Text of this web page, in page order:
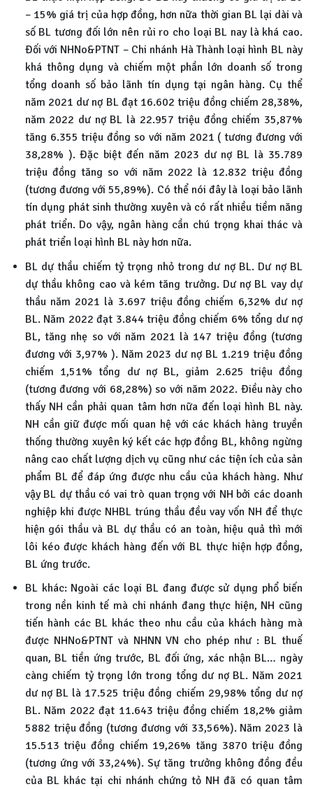
– 15% giá trị của hợp đồng, hơn nữa thời gian BL lại dài và
số BL tương đối lớn nên rủi ro cho loại BL nay là khá cao.
Đối với NHNo&PTNT – Chi nhánh Hà Thành loại hình BL này
khá thông dụng và chiếm một phần lớn doanh số trong
tổng doanh số bảo lãnh tín dụng tại ngân hàng. Cụ thể
năm 2021 dư nợ BL đạt 16.602 triệu đồng chiếm 28,38%,
năm 2022 dư nợ BL là 22.957 triệu đồng chiếm 35,87%
tăng 6.355 triệu đồng so với năm 2021 ( tương đương với
38,28% ). Đặc biệt đến năm 2023 dư nợ BL là 35.789
triệu đồng tăng so với năm 2022 là 12.832 triệu đồng
(tương đương với 55,89%). Có thể nói đây là loại bảo lãnh
tín dụng phát sinh thường xuyên và có rất nhiều tiềm năng
phát triển. Do vậy, ngân hàng cần chú trọng khai thác và
phát triển loại hình BL này hơn nữa.
BL dự thầu chiếm tỷ trọng nhỏ trong dư nợ BL. Dư nợ BL
dự thầu không cao và kém tăng trưởng. Dư nợ BL vay dự
thầu năm 2021 là 3.697 triệu đồng chiếm 6,32% dư nợ
BL. Năm 2022 đạt 3.844 triệu đồng chiếm 6% tổng dư nợ
BL, tăng nhẹ so với năm 2021 là 147 triệu đồng (tương
đương với 3,97% ). Năm 2023 dư nợ BL 1.219 triệu đồng
chiếm 1,51% tổng dư nợ BL, giảm 2.625 triệu đồng
(tương đương với 68,28%) so với năm 2022. Điều này cho
thấy NH cần phải quan tâm hơn nữa đến loại hình BL này.
NH cần giữ được mối quan hệ với các khách hàng truyền
thống thường xuyên ký kết các hợp đồng BL, không ngừng
nâng cao chất lượng dịch vụ cũng như các tiện ích của sản
phẩm BL để đáp ứng được nhu cầu của khách hàng. Như
vậy BL dự thầu có vai trò quan trọng với NH bởi các doanh
nghiệp khi được NHBL trúng thầu đều vay vốn NH để thực
hiện gói thầu và BL dự thầu có an toàn, hiệu quả thì mới
lôi kéo được khách hàng đến với BL thực hiện hợp đồng,
BL ứng trước.
BL khác: Ngoài các loại BL đang được sử dụng phổ biến
trong nền kinh tế mà chi nhánh đang thực hiện, NH cũng
tiến hành các BL khác theo nhu cầu của khách hàng mà
được NHNo&PTNT và NHNN VN cho phép như : BL thuế
quan, BL tiền ứng trước, BL đối ứng, xác nhận BL… ngày
càng chiếm tỷ trọng lớn trong tổng dư nợ BL. Năm 2021
dư nợ BL là 17.525 triệu đồng chiếm 29,98% tổng dư nợ
BL. Năm 2022 đạt 11.643 triệu đồng chiếm 18,2% giảm
5882 triệu đồng (tương đương với 33,56%). Năm 2023 là
15.513 triệu đồng chiếm 19,26% tăng 3870 triệu đồng
(tương ứng với 33,24%). Sự tăng trưởng không đồng đều
của BL khác tại chi nhánh chứng tỏ NH đã có quan tâm